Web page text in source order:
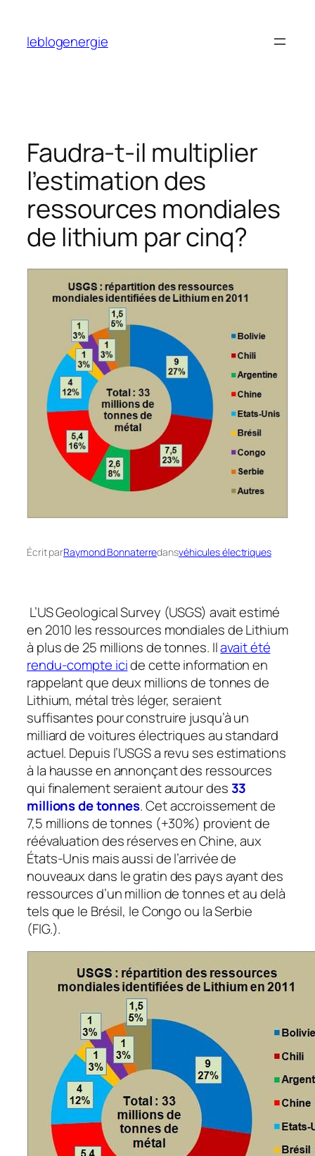
contenu
leblogenergie
Faudra-t-il multiplier
l’estimation des
ressources mondiales
de lithium par cinq?
Écrit parRaymond Bonnaterredansvéhicules électriques
L’US Geological Survey (USGS) avait estimé
en 2010 les ressources mondiales de Lithium
à plus de 25 millions de tonnes. Ilavait été
rendu-compte icide cette information en
rappelant que deux millions de tonnes de
Lithium, métal très léger, seraient
suffisantes pour construire jusqu’à un
milliard de voitures électriques au standard
actuel. Depuis l’USGS a revu ses estimations
à la hausse en annonçant des ressources
qui finalement seraient autour des 33
millions de tonnes. Cet accroissement de
7,5 millions de tonnes (+30%) provient de
réévaluation des réserves en Chine, aux
États-Unis mais aussi de l’arrivée de
nouveaux dans le gratin des pays ayant des
ressources d’un million de tonnes et au delà
tels que le Brésil, le Congo ou la Serbie
(FIG.).